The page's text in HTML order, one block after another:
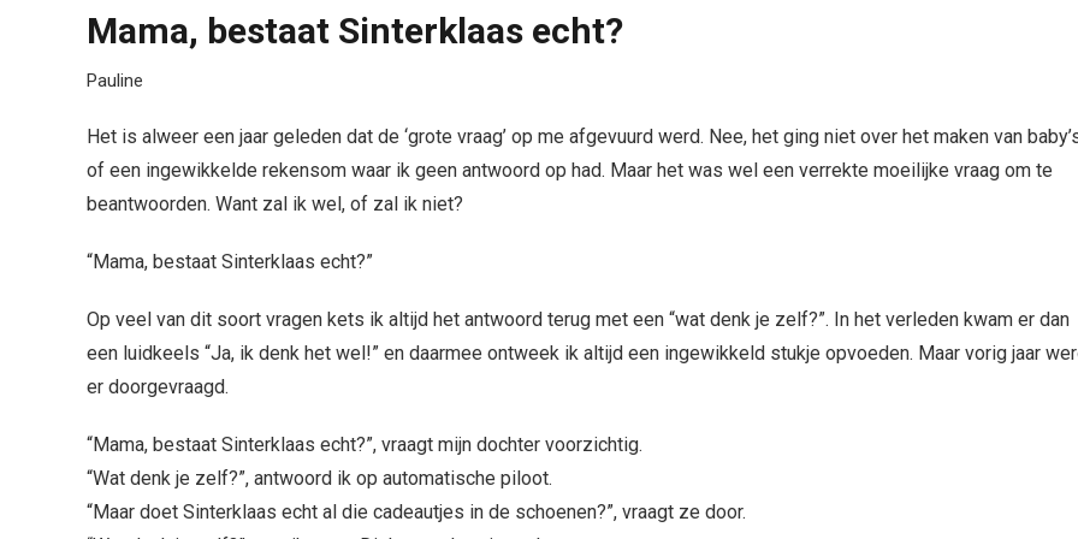
Mama, bestaat Sinterklaas echt?
Pauline
Het is alweer een jaar geleden dat de ‘grote vraag’ op me afgevuurd werd. Nee, het ging niet over het maken van
of een ingewikkelde rekensom waar ik geen antwoord op had. Maar het was wel een verrekte moeilijke vraag om te
beantwoorden. Want zal ik wel, of zal ik niet?
“Mama, bestaat Sinterklaas echt?”
Op veel van dit soort vragen kets ik altijd het antwoord terug met een “wat denk je zelf?”. In het verleden kwam er dan
een luidkeels “Ja, ik denk het wel!” en daarmee ontweek ik altijd een ingewikkeld stukje opvoeden. Maar vorig jaar
er doorgevraagd.
“Mama, bestaat Sinterklaas echt?”, vraagt mijn dochter voorzichtig.
“Wat denk je zelf?”, antwoord ik op automatische piloot.
“Maar doet Sinterklaas echt al die cadeautjes in de schoenen?”, vraagt ze door.